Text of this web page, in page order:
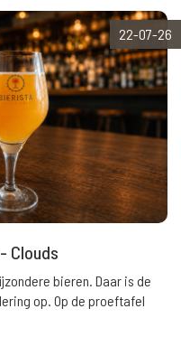
22-07-26
Clouds
bieren. Daar is de
op. Op de proeftafel